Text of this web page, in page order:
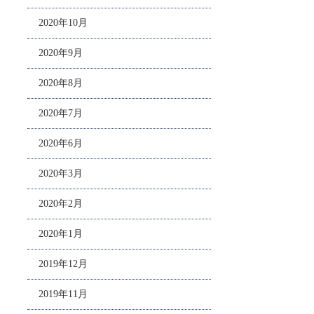
2020年10月
2020年9月
2020年8月
2020年7月
2020年6月
2020年3月
2020年2月
2020年1月
2019年12月
2019年11月